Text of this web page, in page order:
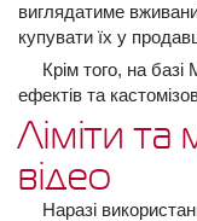
виглядатиме
купувати їх у
Крім того, на
ефектів та
Ліміти та
відео
Наразі